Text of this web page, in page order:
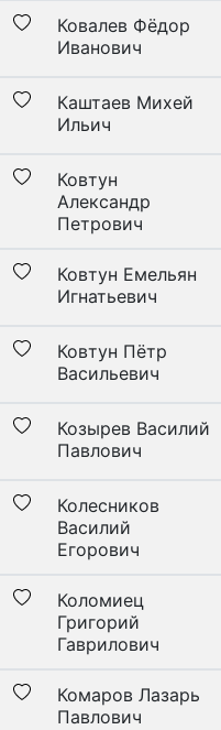
Ковалев Фёдор
Иванович
Каштаев Михей
Ильич
Ковтун
Александр
Петрович
Ковтун Емельян
Игнатьевич
Ковтун Пётр
Васильевич
Козырев Василий
Павлович
Колесников
Василий
Егорович
Коломиец
Григорий
Гаврилович
Комаров Лазарь
Павлович